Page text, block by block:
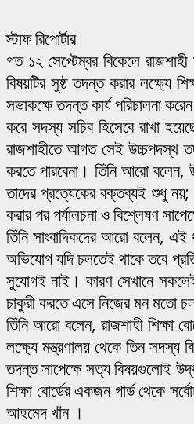
স্টাফ রিপোর্টার
গত ১২ সেপ্টেম্বর বিকেলে
বিষয়টির সুষ্ঠ তদন্ত করার লক্ষ্যে
সভাকক্ষে তদন্ত কার্য পরিচালনা
করে সদস্য সচিব হিসেবে রাখা
রাজশাহীতে আগত সেই উচ্চপদস্থ
করতে পারবেনা। তিঁনি আরো বলেন,
তাদের প্রত্যেকের বক্তব্যই শুধু নয়;
করার পর পর্যালচনা ও বিশ্লেষণ
তিঁনি সাংবাদিকদের আরো বলেন, এই
অভিযোগ যদি চলতেই থাকে তবে
সুযোগই নাই। কারণ সেখানে
চাকুরী করতে এসে নিজের মন মতো
তিঁনি আরো বলেন, রাজশাহী শিক্ষা
লক্ষ্যে মন্ত্রণালয় থেকে তিন সদস্য
তদন্ত সাপেক্ষে সত্য বিষয়গুলোই
শিক্ষা বোর্ডের একজন গার্ড থেকে
আহমেদ খাঁন ।